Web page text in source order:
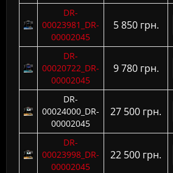
DR-
00023981_DR-
00002045
5 850 грн.
DR-
00020722_DR-
00002045
9 780 грн.
DR-
00024000_DR-
00002045
27 500 грн.
DR-
00023998_DR-
00002045
22 500 грн.